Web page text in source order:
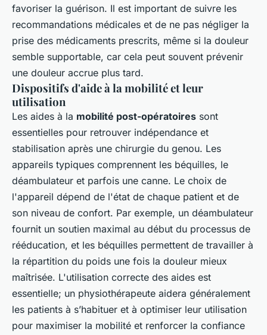
favoriser la guérison. Il est important de suivre les
recommandations médicales et de ne pas négliger la
prise des médicaments prescrits, même si la douleur
semble supportable, car cela peut souvent prévenir
une douleur accrue plus tard.
Dispositifs d'aide à la mobilité et leur
utilisation
Les aides à la mobilité post-opératoires sont
essentielles pour retrouver indépendance et
stabilisation après une chirurgie du genou. Les
appareils typiques comprennent les béquilles, le
déambulateur et parfois une canne. Le choix de
l'appareil dépend de l'état de chaque patient et de
son niveau de confort. Par exemple, un déambulateur
fournit un soutien maximal au début du processus de
rééducation, et les béquilles permettent de travailler à
la répartition du poids une fois la douleur mieux
maîtrisée. L'utilisation correcte des aides est
essentielle; un physiothérapeute aidera généralement
les patients à s’habituer et à optimiser leur utilisation
pour maximiser la mobilité et renforcer la confiance